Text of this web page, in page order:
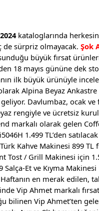
kataloglarında
de sürpriz olmayacak. Şok
büyük fırsat
18 mayıs gününe dek
ilk büyük ürünüyle
Alpina Beyaz Ankastre
Davlumbaz, ocak ve
rengiyle ve ücretsiz
markalı olarak gelen
1.499 TL’den
Kahve Makinesi 899 TL
Tost / Grill Makinesi için
Salça-Et ve Kıyma Makinesi
en merak edilen,
Vip Ahmet markalı
bilinen Vip Ahmet’ten